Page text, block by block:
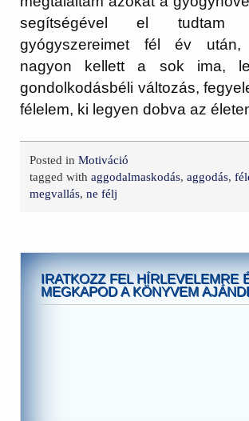
segítségével el
gyógyszereimet fél év
nagyon kellett a sok ima,
gondolkodásbéli változás,
félelem, ki legyen dobva az
Posted inMotiváció
tagged withaggodalmaskodás,aggodás,
megvallás,ne félj
IRATKOZZ FEL HÍRLEVELEMRE
MEGKAPOD A KÖNYVEM